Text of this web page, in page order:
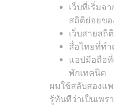
เว็บที่เริ่มจ
สถิติย่อยขอ
เว็บสายสถิ
สื่อไทยที่ทำ
แอปมือถือ
พักเทคนิค
ผมใช้สลับสองแ
รู้ทันทีว่าเป็นเพ